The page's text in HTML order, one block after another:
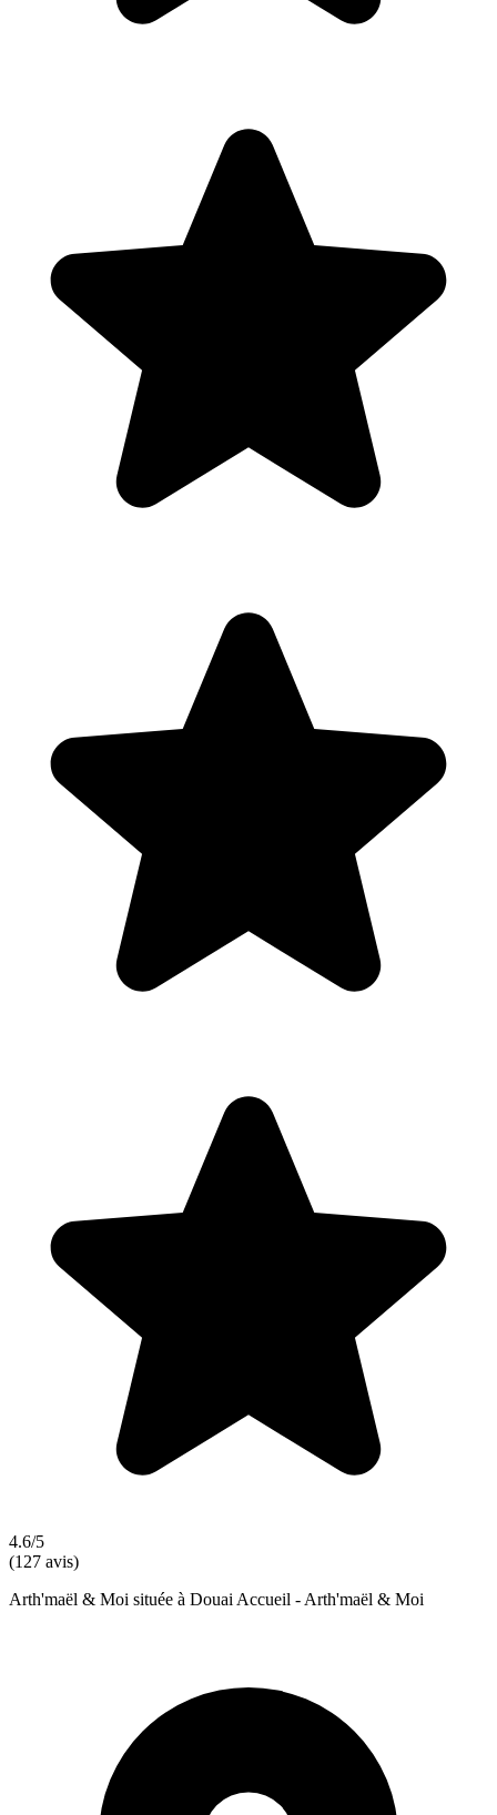
4.6/5
(127 avis)
Arth'maël & Moi située à Douai Accueil - Arth'maël & Moi